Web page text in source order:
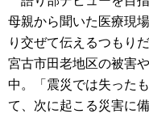
母親から聞いた医療現
り交ぜて伝えるつもり
宮古市田老地区の被害
中。「震災では失った
て、次に起こる災害に